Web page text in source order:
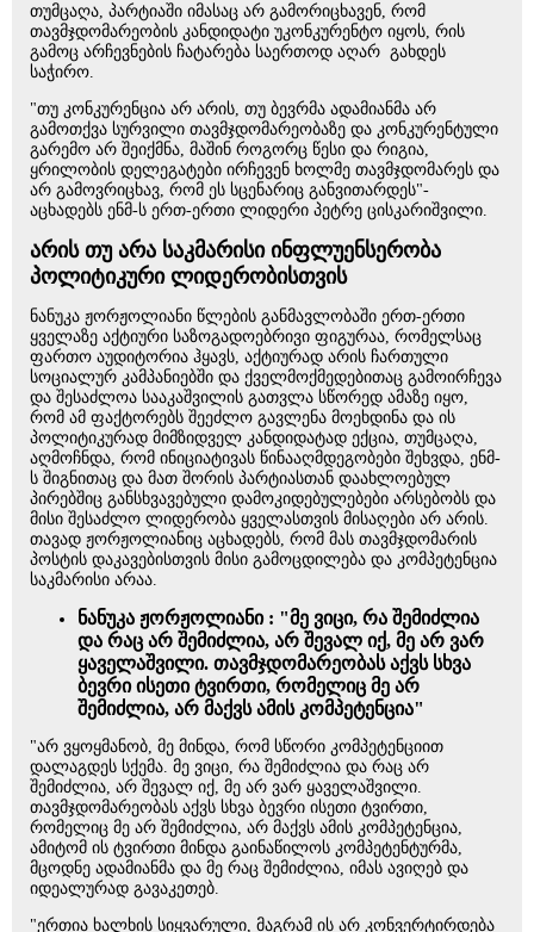
თუმცაღა, პარტიაში იმასაც არ გამორიცხავენ, რომ
თავმჯდომარეობის კანდიდატი უკონკურენტო იყოს, რის
გამოც არჩევნების ჩატარება საერთოდ აღარ გახდეს
საჭირო.
"თუ კონკურენცია არ არის, თუ ბევრმა ადამიანმა არ
გამოთქვა სურვილი თავმჯდომარეობაზე და კონკურენტული
გარემო არ შეიქმნა, მაშინ როგორც წესი და რიგია,
ყრილობის დელეგატები ირჩევენ ხოლმე თავმჯდომარეს და
არ გამოვრიცხავ, რომ ეს სცენარიც განვითარდეს"-
აცხადებს ენმ-ს ერთ-ერთი ლიდერი პეტრე ცისკარიშვილი.
არის თუ არა საკმარისი ინფლუენსერობა
პოლიტიკური ლიდერობისთვის
ნანუკა ჟორჟოლიანი წლების განმავლობაში ერთ-ერთი
ყველაზე აქტიური საზოგადოებრივი ფიგურაა, რომელსაც
ფართო აუდიტორია ჰყავს, აქტიურად არის ჩართული
სოციალურ კამპანიებში და ქველმოქმედებითაც გამოირჩევა
და შესაძლოა სააკაშვილის გათვლა სწორედ ამაზე იყო,
რომ ამ ფაქტორებს შეეძლო გავლენა მოეხდინა და ის
პოლიტიკურად მიმზიდველ კანდიდატად ექცია, თუმცაღა,
აღმოჩნდა, რომ ინიციატივას წინააღმდეგობები შეხვდა, ენმ-
ს შიგნითაც და მათ შორის პარტიასთან დაახლოებულ
პირებშიც განსხვავებული დამოკიდებულებები არსებობს და
მისი შესაძლო ლიდერობა ყველასთვის მისაღები არ არის.
თავად ჟორჟოლიანიც აცხადებს, რომ მას თავმჯდომარის
პოსტის დაკავებისთვის მისი გამოცდილება და კომპეტენცია
საკმარისი არაა.
ნანუკა ჟორჟოლიანი : "მე ვიცი, რა შემიძლია
და რაც არ შემიძლია, არ შევალ იქ, მე არ ვარ
ყაველაშვილი. თავმჯდომარეობას აქვს სხვა
ბევრი ისეთი ტვირთი, რომელიც მე არ
შემიძლია, არ მაქვს ამის კომპეტენცია"
"არ ვყოყმანობ, მე მინდა, რომ სწორი კომპეტენციით
დალაგდეს სქემა. მე ვიცი, რა შემიძლია და რაც არ
შემიძლია, არ შევალ იქ, მე არ ვარ ყაველაშვილი.
თავმჯდომარეობას აქვს სხვა ბევრი ისეთი ტვირთი,
რომელიც მე არ შემიძლია, არ მაქვს ამის კომპეტენცია,
ამიტომ ის ტვირთი მინდა გაინაწილოს კომპეტენტურმა,
მცოდნე ადამიანმა და მე რაც შემიძლია, იმას ავიღებ და
იდეალურად გავაკეთებ.
"ერთია ხალხის სიყვარული, მაგრამ ის არ კონვერტირდება